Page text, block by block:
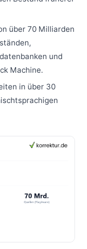
über 70 Milliarden
und
Machine.
in über 30